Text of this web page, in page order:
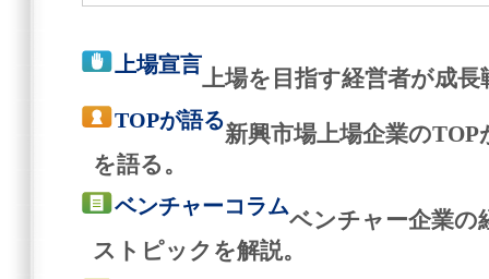
上場宣言
上場を目指す経営者が成
TOPが語る
新興市場上場企業の
を語る。
ベンチャーコラム
ベンチャー企業の
ストピックを解説。